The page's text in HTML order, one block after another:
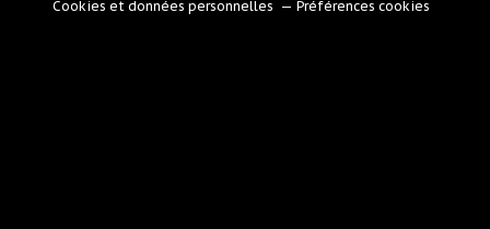
Cookies et données personnelles Préférences cookies